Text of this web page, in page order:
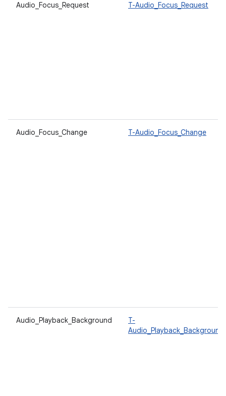
Audio_Focus_Request T-Audio_Focus_Request
Audio_Focus_Change T-Audio_Focus_Change
Audio_Playback_Background
T-
Audio_Playback_Background